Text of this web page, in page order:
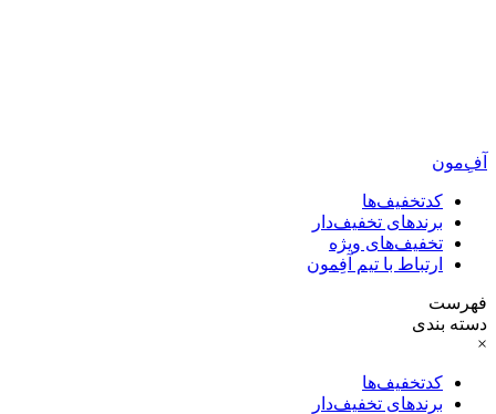
آفِ‌مون
کدتخفیف‌ها
برندهای تخفیف‌دار
تخفیف‌های ویژه
ارتباط با تیم آفِمون
فهرست
دسته بندی
×
کدتخفیف‌ها
برندهای تخفیف‌دار